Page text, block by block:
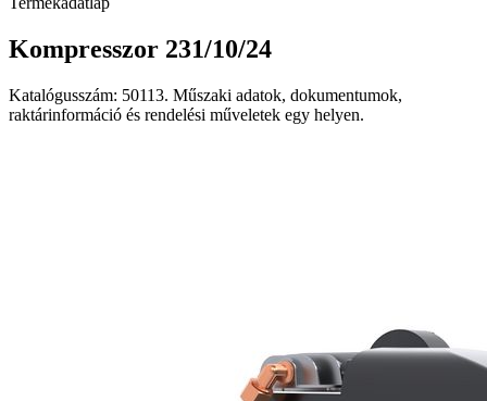
Kompresszor 231/10/24
Katalógusszám: 50113. Műszaki adatok, dokumentumok,
raktárinformáció és rendelési műveletek egy helyen.